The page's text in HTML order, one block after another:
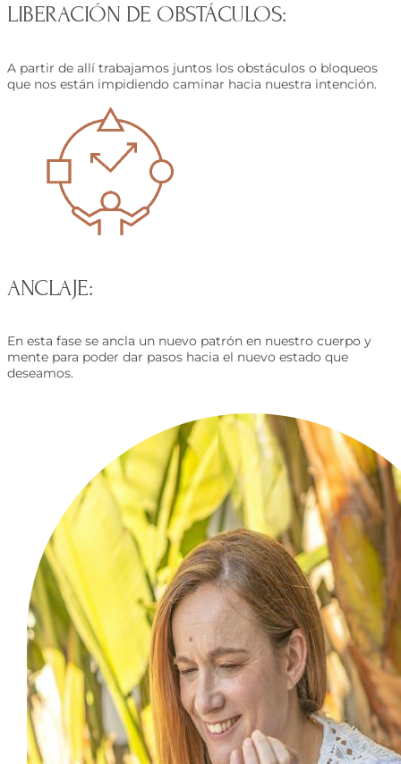
LIBERACIÓN DE OBSTÁCULOS:
A partir de allí trabajamos juntos los obstáculos o bloqueos
que nos están impidiendo caminar hacia nuestra intención.
ANCLAJE:
En esta fase se ancla un nuevo patrón en nuestro cuerpo y
mente para poder dar pasos hacia el nuevo estado que
deseamos.